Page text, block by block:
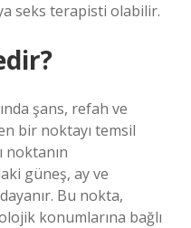
seks terapisti olabilir.
şans, refah ve
bir noktayı temsil
noktanın
güneş, ay ve
Bu nokta,
konumlarına bağlı